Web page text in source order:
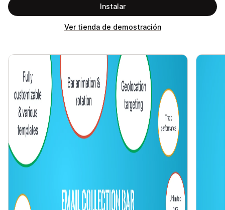
Instalar
Ver tienda de demostración